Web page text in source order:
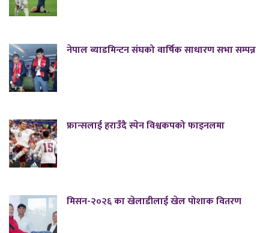
नेपाल ब्याडमिन्टन संघको वार्षिक साधारण सभा सम्पन्न
फ्रान्सलाई हराउँदै स्पेन विश्वकपको फाइनलमा
मिसन-२०२६ का खेलाडीलाई खेल पोशाक वितरण